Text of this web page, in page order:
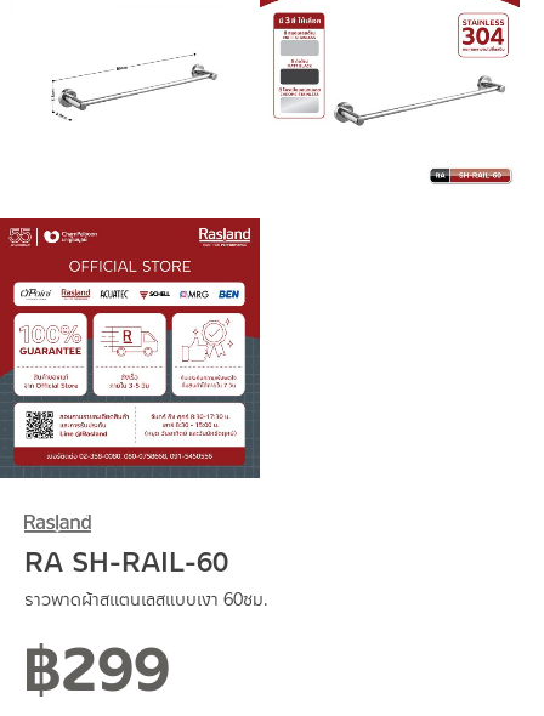
RA SH-RAIL-60
ราวพาดผ้าสแตนเลสแบบเงา 60ซม.
฿299